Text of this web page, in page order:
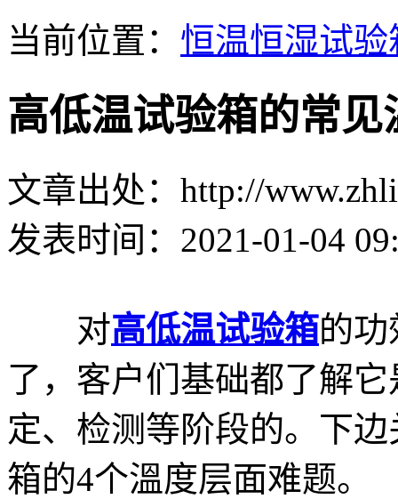
当前位置： 恒温恒湿试验
高低温试验箱的常
文章出处：http://
发表时间：2021-01-04
对高低温试验箱的
了，客户们基础都了解
定、检测等阶段的。下
箱的4个溫度层面难题。